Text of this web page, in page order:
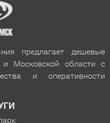
предлагает дешевые
и Московской области с
и оперативности